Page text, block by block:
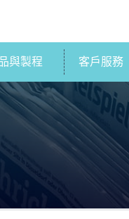
與製程 客戶服務